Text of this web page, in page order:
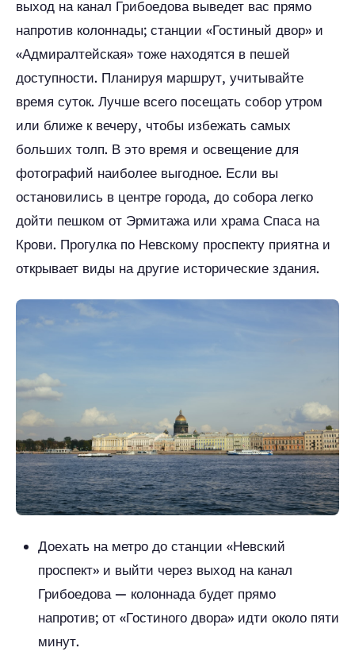
выход на канал Грибоедова выведет вас прямо
напротив колоннады; станции «Гостиный двор» и
«Адмиралтейская» тоже находятся в пешей
доступности. Планируя маршрут, учитывайте
время суток. Лучше всего посещать собор утром
или ближе к вечеру, чтобы избежать самых
больших толп. В это время и освещение для
фотографий наиболее выгодное. Если вы
остановились в центре города, до собора легко
дойти пешком от Эрмитажа или храма Спаса на
Крови. Прогулка по Невскому проспекту приятна и
открывает виды на другие исторические здания.
Доехать на метро до станции «Невский
проспект» и выйти через выход на канал
Грибоедова — колоннада будет прямо
напротив; от «Гостиного двора» идти около пяти
минут.